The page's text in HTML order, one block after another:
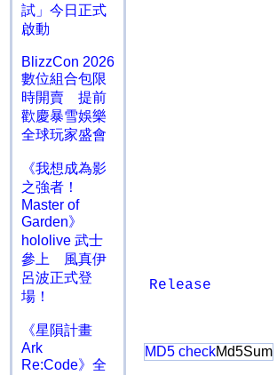
試」今日正式
啟動
BlizzCon 2026
數位組合包限
時開賣 提前
歡慶暴雪娛樂
全球玩家盛會
《我想成為影
之強者！
Master of
Garden》
hololive 武士
參上 風真伊
呂波正式登
場！
《星隕計畫
Ark
Re:Code》全
Release
MD5 checkMd5Sum